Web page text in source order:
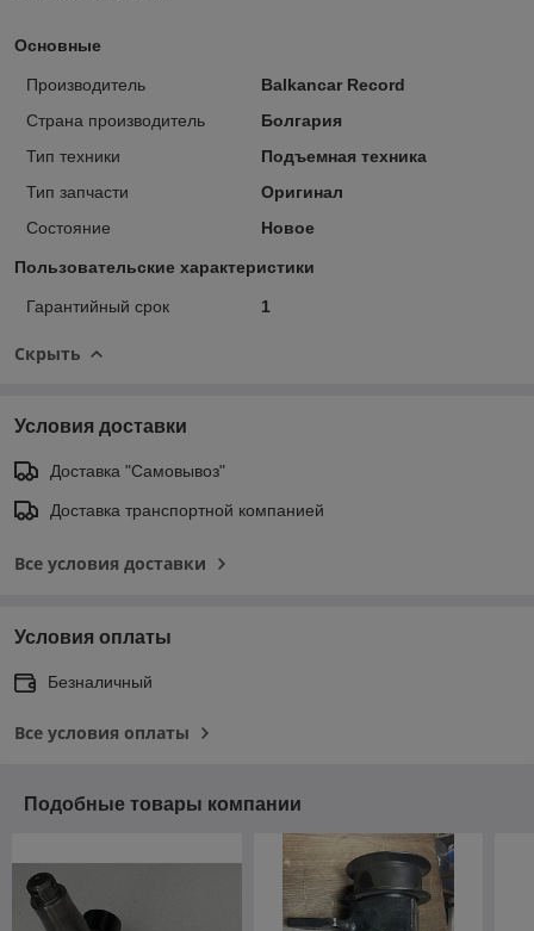
Основные
Производитель
Balkancar Record
Страна производитель
Болгария
Тип техники
Подъемная техника
Тип запчасти
Оригинал
Состояние
Новое
Пользовательские характеристики
Гарантийный срок 1
Скрыть
Условия доставки
Доставка "Самовывоз"
Доставка транспортной компанией
Все условия доставки
Условия оплаты
Безналичный
Все условия оплаты
Подобные товары компании